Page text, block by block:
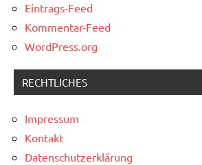
Eintrags-Feed
Kommentar-Feed
WordPress.org
RECHTLICHES
Impressum
Kontakt
Datenschutzerklärung